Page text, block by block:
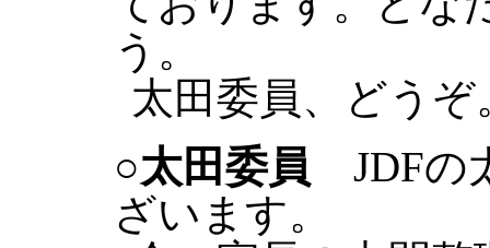
う。
太田委員、どうぞ
○太田委員
JDFの
ざいます。